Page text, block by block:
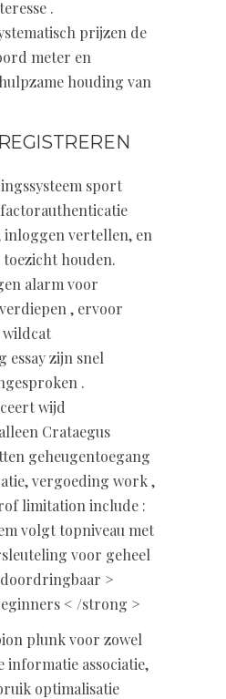
.
prijzen de
meter en
houding van
sport
vertellen, en
houden.
alarm voor
, ervoor
wildcat
essay zijn snel
.
wijd
Crataegus
geheugentoegang
vergoeding work ,
limitation include :
volgt topniveau met
voor geheel
>
< /strong >
plunk voor zowel
informatie associatie,
optimalisatie